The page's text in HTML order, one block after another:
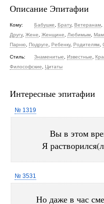
Описание Эпитафии
Кому: Бабушке Брату, Ветеранам
Другу, Жене Женщине Любимым
Парню
Подруге Ребенку, Родителям
Стиль: Знаменитые Известные
Философские
Цитаты
Интересные эпитафии
№ 1319
Вы в этом
Я
№ 3531
Но даже в час